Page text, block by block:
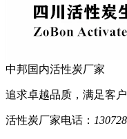
中邦国内活性炭厂家
追求卓越品质，满足客
活性炭厂家电话：